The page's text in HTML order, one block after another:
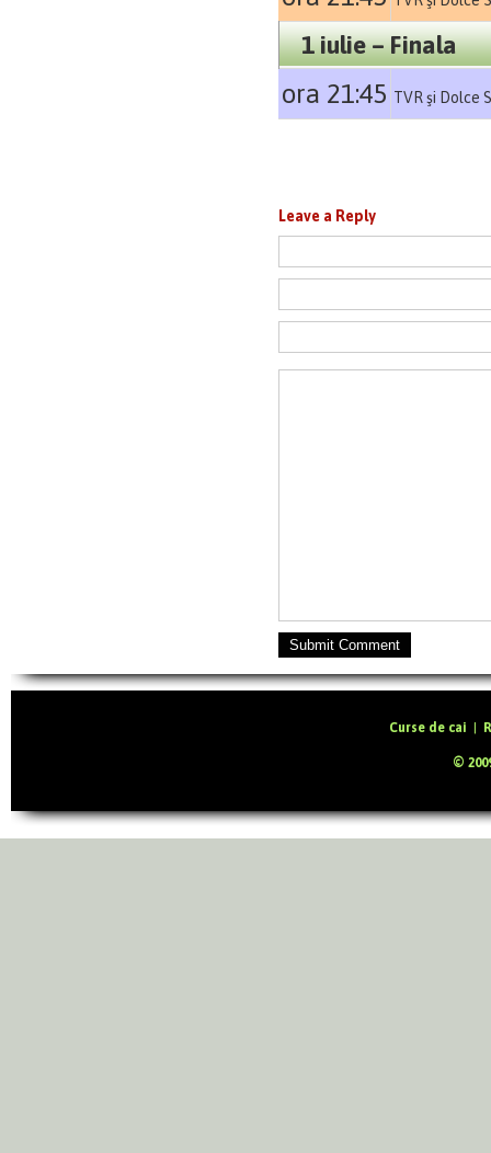
1 iulie – Finala
ora 21:45 TVR şi Dolce
Leave a Reply
Submit Comment
Curse de cai |
©